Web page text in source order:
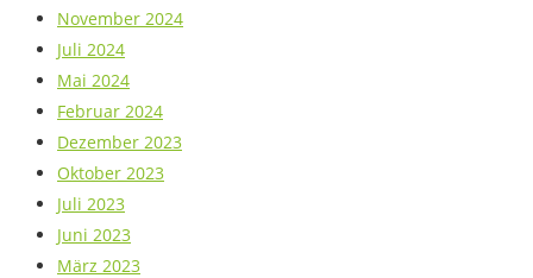
November 2024
Juli 2024
Mai 2024
Februar 2024
Dezember 2023
Oktober 2023
Juli 2023
Juni 2023
März 2023